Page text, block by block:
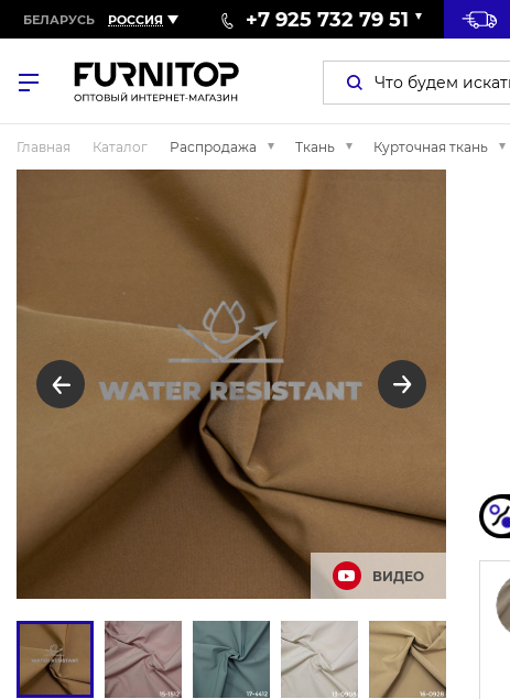
БЕЛАРУСЬ РОССИЯ +7 925 732 79 51
Главная Каталог Распродажа Ткань Курточная ткань
ВИДЕО